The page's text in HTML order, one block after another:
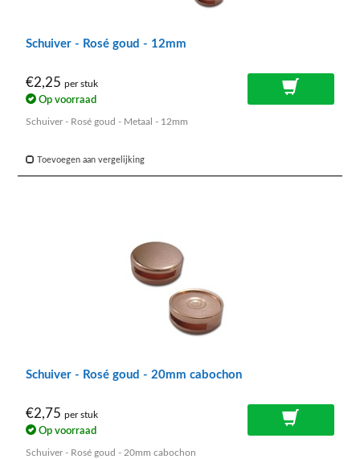
Schuiver - Rosé goud - 12mm
€2,25 per stuk
Op voorraad
Schuiver - Rosé goud - Metaal - 12mm
Toevoegen aan vergelijking
Schuiver - Rosé goud - 20mm cabochon
€2,75 per stuk
Op voorraad
Schuiver - Rosé goud - 20mm cabochon